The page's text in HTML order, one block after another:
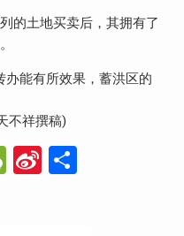
的土地买卖后，其拥有了
能有所效果，蓄洪区的
不祥撰稿)
WeChat
Sina分